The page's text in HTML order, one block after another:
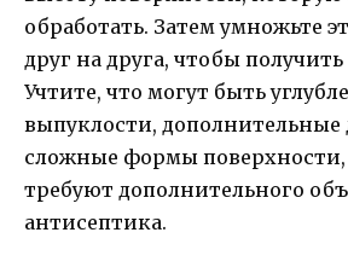
обработать. Затем умножьте
друг на друга, чтобы
Учтите, что могут быть
выпуклости, дополнительные
сложные формы
требуют дополнительного
антисептика.